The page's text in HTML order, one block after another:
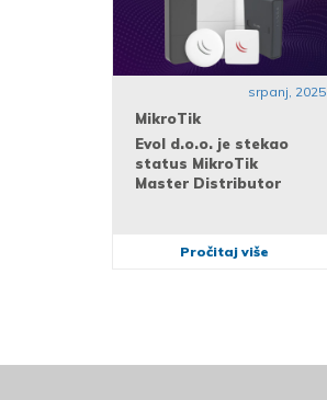
srpanj, 2025
MikroTik
Evol d.o.o. je stekao
status MikroTik
Master Distributor
Pročitaj više